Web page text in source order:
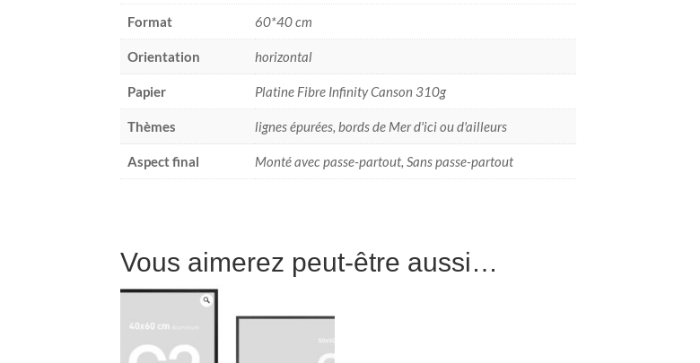
Format 60*40 cm
Orientation horizontal
Papier Platine Fibre Infinity Canson 310g
Thèmes lignes épurées, bords de Mer d'ici ou d'ailleurs
Aspect final Monté avec passe-partout, Sans passe-partout
Vous aimerez peut-être aussi…